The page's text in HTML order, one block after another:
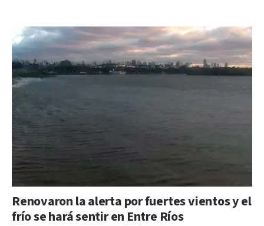
Renovaron la alerta por fuertes vientos y el
frío se hará sentir en Entre Ríos